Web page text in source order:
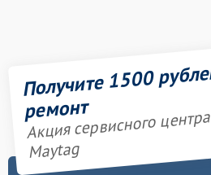
Получите 1500
ремонт
Акция сервисного центра
Maytag